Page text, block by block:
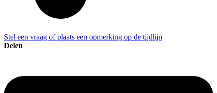
Stel een vraag of plaats een opmerking op de tijdlijn
Delen